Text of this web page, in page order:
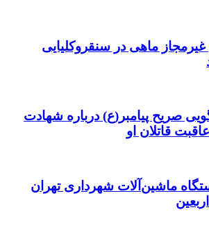
غیرمجاز ماهی در سنقروکلیایی
صریح پیامبر(ع) درباره شهادت
قاتلان او
۱۷۰ دستگاه ماشین‌آلات شهرداری تهران